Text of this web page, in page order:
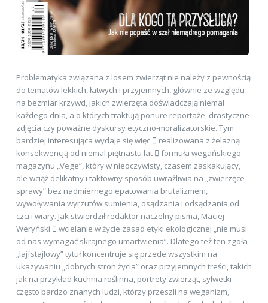
Problematyka związana z losem zwierząt nie należy z pewnością
do tematów lekkich, łatwych i przyjemnych, głównie ze względu
na bezmiar krzywd, jakich zwierzęta doświadczają niemal
każdego dnia, a o których traktują ponure reportaże, drastyczne
zdjęcia czy poważne dyskursy etyczno-moralizatorskie. Tym
bardziej interesująca wydaje się więc  realizowana z żelazną
konsekwencją od niemal piętnastu lat  formuła wegańskiego
magazynu „Vege”, który w nieoczywisty, czasem zaskakujący,
ale wciąż delikatny i taktowny sposób uwrażliwia na „zwierzęce
sprawy” bez nadmiernego epatowania brutalizmem,
wywoływania wyrzutów sumienia, osądzania i odsądzania od
czci i wiary. Jak stwierdził redaktor naczelny pisma, Maciej
Weryński  wcielanie w życie zasad etyki ekologicznej „nie musi
od nas wymagać skrajnego umartwienia”. Dlatego też ten zgoła
„lajfstajlowy” tytuł koncentruje się przede wszystkim na
ukazywaniu „dobrych stron życia” oraz przyjemnych treści, takich
jak na przykład kuchnia roślinna, portrety zwierząt, sylwetki
często bardzo znanych ludzi, którzy przeszli na weganizm,